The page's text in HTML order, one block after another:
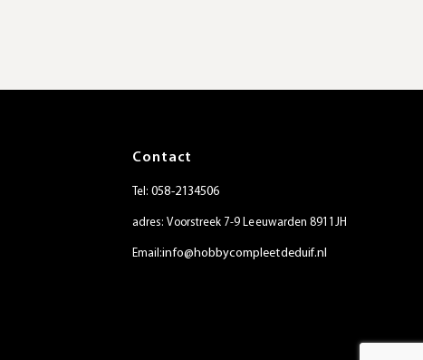
Contact
Tel:058-2134506
adres: Voorstreek 7-9 Leeuwarden 8911JH
Email:info@hobbycompleetdeduif.nl